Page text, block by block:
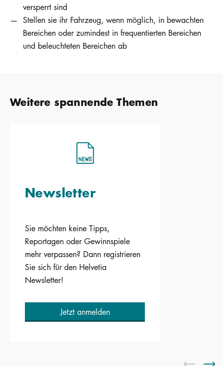
versperrt sind
Stellen sie ihr Fahrzeug, wenn möglich, in bewachten
Bereichen oder zumindest in frequentierten Bereichen
und beleuchteten Bereichen ab
Weitere spannende Themen
Newsletter
Sie möchten keine Tipps,
Reportagen oder Gewinnspiele
mehr verpassen? Dann registrieren
Sie sich für den Helvetia
Newsletter!
Jetzt anmelden